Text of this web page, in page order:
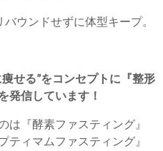
バウンドせずに体型キープ。
せる”をコンセプトに『整形
発信しています！
は『酵素ファスティング』
ティマムファスティング』